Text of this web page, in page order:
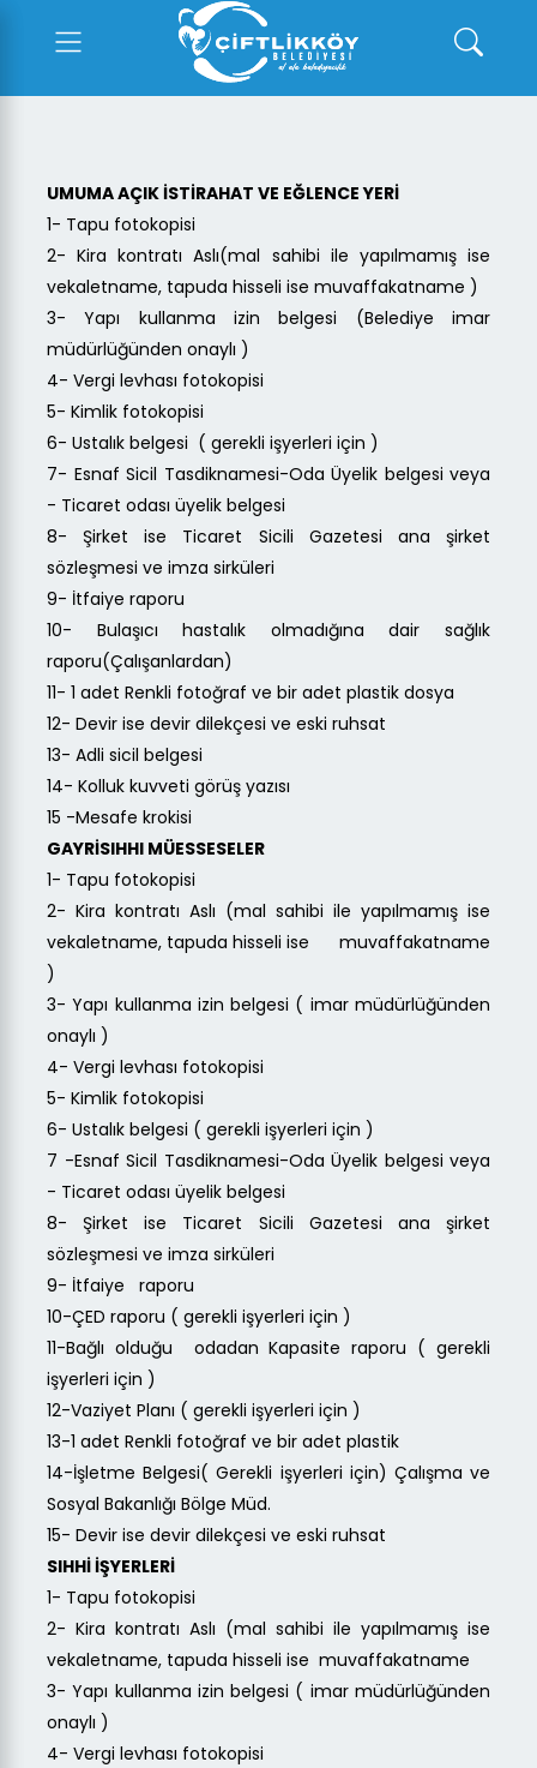
UMUMA AÇIK İSTİRAHAT VE EĞLENCE YERİ
1- Tapu fotokopisi
2- Kira kontratı Aslı(mal sahibi ile yapılmamış ise
vekaletname, tapuda hisseli ise muvaffakatname )
3- Yapı kullanma izin belgesi (Belediye imar
müdürlüğünden onaylı )
4- Vergi levhası fotokopisi
5- Kimlik fotokopisi
6- Ustalık belgesi ( gerekli işyerleri için )
7- Esnaf Sicil Tasdiknamesi-Oda Üyelik belgesi veya
- Ticaret odası üyelik belgesi
8- Şirket ise Ticaret Sicili Gazetesi ana şirket
sözleşmesi ve imza sirküleri
9- İtfaiye raporu
10- Bulaşıcı hastalık olmadığına dair sağlık
raporu(Çalışanlardan)
11- 1 adet Renkli fotoğraf ve bir adet plastik dosya
12- Devir ise devir dilekçesi ve eski ruhsat
13- Adli sicil belgesi
14- Kolluk kuvveti görüş yazısı
15 -Mesafe krokisi
GAYRİSIHHI MÜESSESELER
1- Tapu fotokopisi
2- Kira kontratı Aslı (mal sahibi ile yapılmamış ise
vekaletname, tapuda hisseli ise muvaffakatname
)
3- Yapı kullanma izin belgesi ( imar müdürlüğünden
onaylı )
4- Vergi levhası fotokopisi
5- Kimlik fotokopisi
6- Ustalık belgesi ( gerekli işyerleri için )
7 -Esnaf Sicil Tasdiknamesi-Oda Üyelik belgesi veya
- Ticaret odası üyelik belgesi
8- Şirket ise Ticaret Sicili Gazetesi ana şirket
sözleşmesi ve imza sirküleri
9- İtfaiye raporu
10-ÇED raporu ( gerekli işyerleri için )
11-Bağlı olduğu odadan Kapasite raporu ( gerekli
işyerleri için )
12-Vaziyet Planı ( gerekli işyerleri için )
13-1 adet Renkli fotoğraf ve bir adet plastik
14-İşletme Belgesi( Gerekli işyerleri için) Çalışma ve
Sosyal Bakanlığı Bölge Müd.
15- Devir ise devir dilekçesi ve eski ruhsat
SIHHİ İŞYERLERİ
1- Tapu fotokopisi
2- Kira kontratı Aslı (mal sahibi ile yapılmamış ise
vekaletname, tapuda hisseli ise muvaffakatname
3- Yapı kullanma izin belgesi ( imar müdürlüğünden
onaylı )
4- Vergi levhası fotokopisi